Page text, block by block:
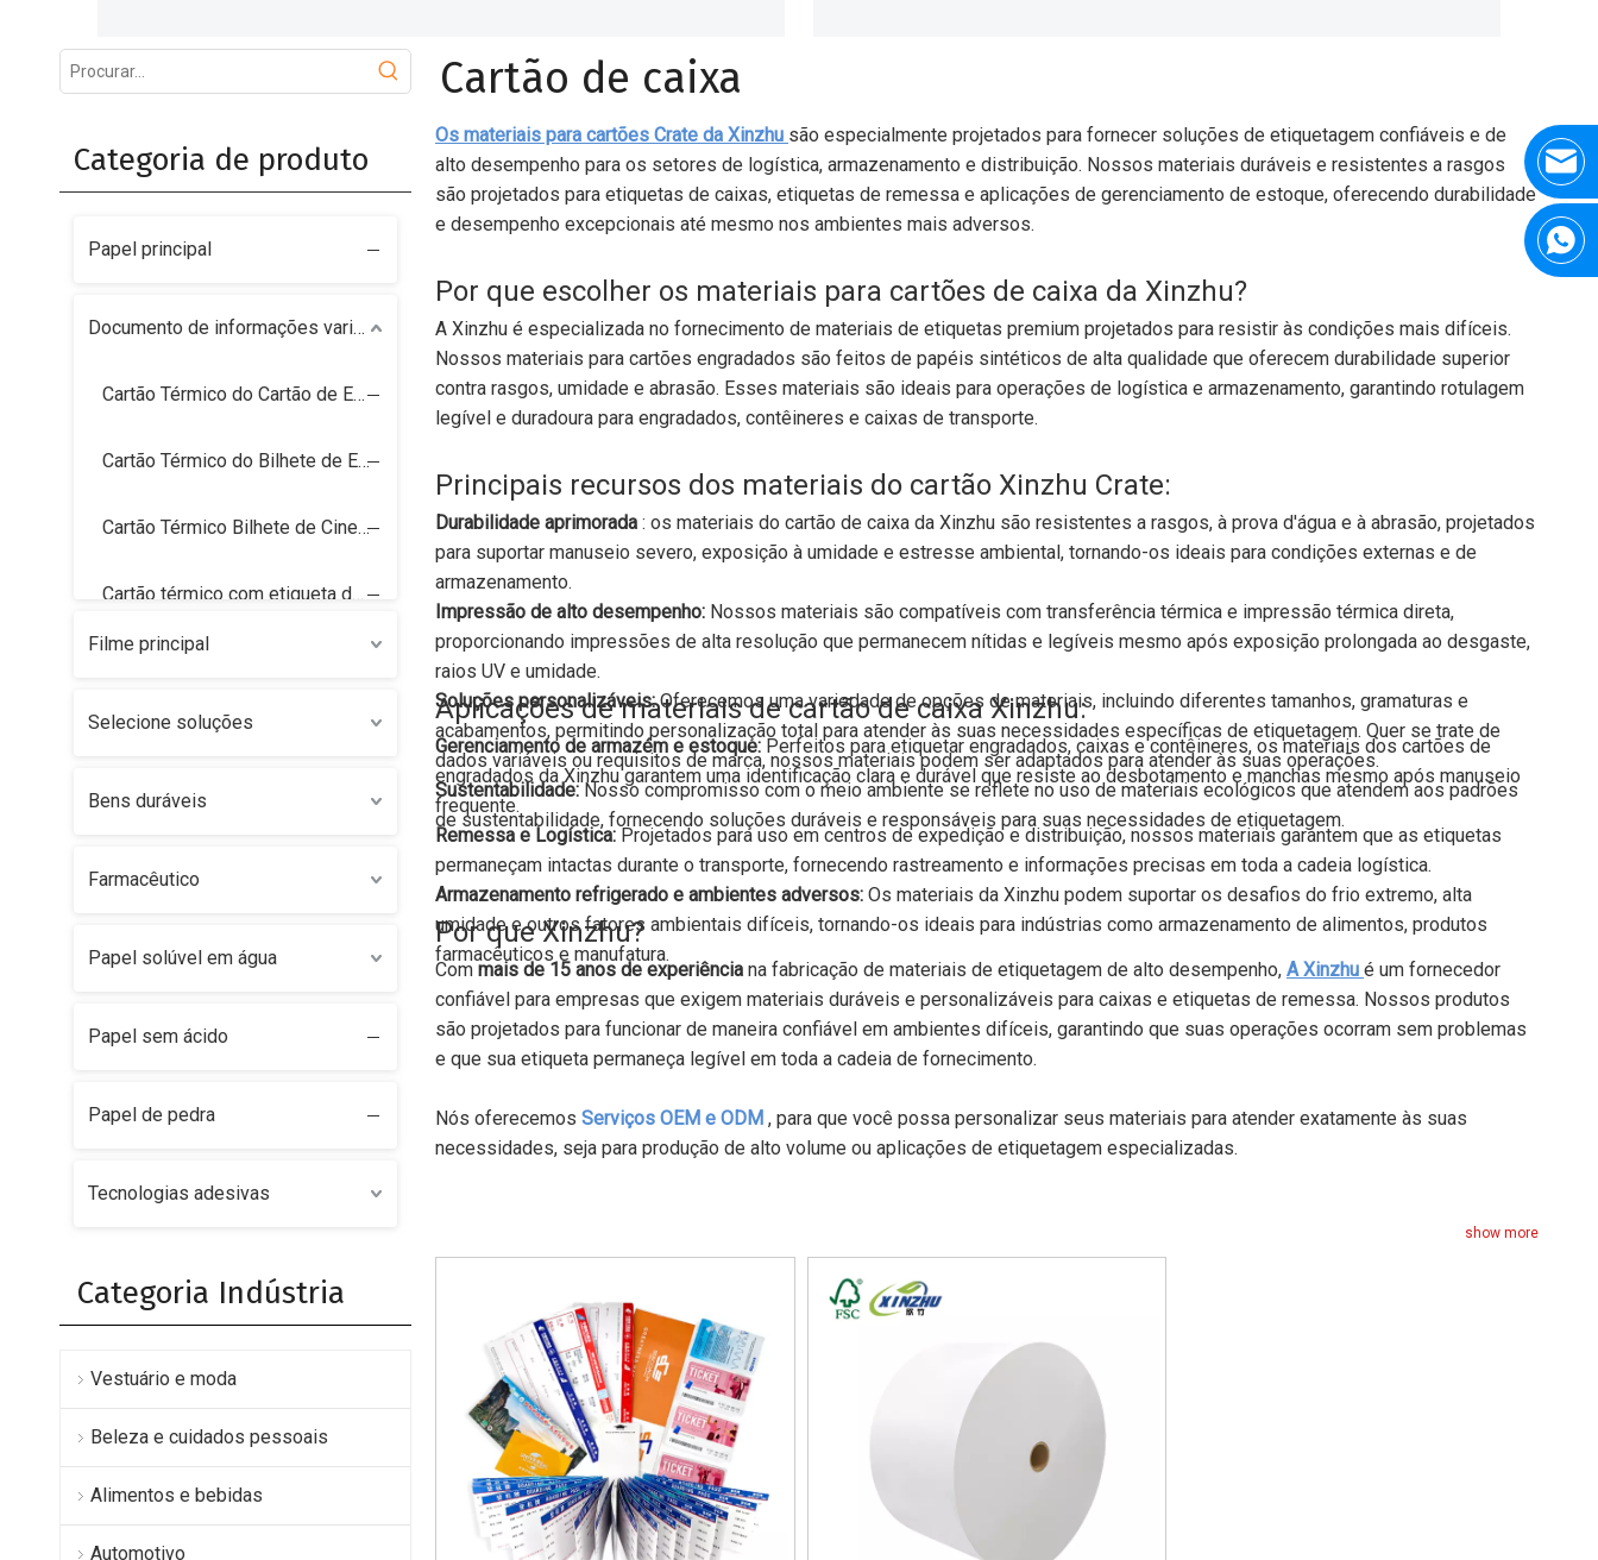
Categoria de produto
Papel principal
Documento de informações variáveis
Cartão Térmico do Cartão de Embarque
Cartão Térmico do Bilhete de Estacionamento
Cartão Térmico Bilhete de Cinema
Cartão térmico com etiqueta de preço
Cartão de caixa
Etiqueta de assinatura
Etiqueta de Logística Térmica
Filme principal
Selecione soluções
Bens duráveis
Farmacêutico
Papel solúvel em água
Papel sem ácido
Papel de pedra
Tecnologias adesivas
Categoria Indústria
Vestuário e moda
Beleza e cuidados pessoais
Alimentos e bebidas
Automotivo
Cartão de caixa
Os materiais para cartões Crate da Xinzhu são especialmente projetados para fornecer soluções de etiquetagem confiáveis ​​e de
alto desempenho para os setores de logística, armazenamento e distribuição. Nossos materiais duráveis ​​e resistentes a rasgos
são projetados para etiquetas de caixas, etiquetas de remessa e aplicações de gerenciamento de estoque, oferecendo durabilidade
e desempenho excepcionais até mesmo nos ambientes mais adversos.
Por que escolher os materiais para cartões de caixa da Xinzhu?
A Xinzhu é especializada no fornecimento de materiais de etiquetas premium projetados para resistir às condições mais difíceis.
Nossos materiais para cartões engradados são feitos de papéis sintéticos de alta qualidade que oferecem durabilidade superior
contra rasgos, umidade e abrasão. Esses materiais são ideais para operações de logística e armazenamento, garantindo rotulagem
legível e duradoura para engradados, contêineres e caixas de transporte.
Principais recursos dos materiais do cartão Xinzhu Crate:
Durabilidade aprimorada : os materiais do cartão de caixa da Xinzhu são resistentes a rasgos, à prova d'água e à abrasão, projetados
para suportar manuseio severo, exposição à umidade e estresse ambiental, tornando-os ideais para condições externas e de
armazenamento.
Impressão de alto desempenho: Nossos materiais são compatíveis com transferência térmica e impressão térmica direta,
proporcionando impressões de alta resolução que permanecem nítidas e legíveis mesmo após exposição prolongada ao desgaste,
raios UV e umidade.
Soluções personalizáveis:Oferecemos uma variedade de opções de materiais, incluindo diferentes tamanhos, gramaturas e
acabamentos, permitindo personalização total para atender às suas necessidades específicas de etiquetagem. Quer se trate de
dados variáveis ​​ou requisitos de marca, nossos materiais podem ser adaptados para atender às suas operações.
Sustentabilidade:Nosso compromisso com o meio ambiente se reflete no uso de materiais ecológicos que atendem aos padrões
de sustentabilidade, fornecendo soluções duráveis ​​e responsáveis ​​para suas necessidades de etiquetagem.
Aplicações de materiais de cartão de caixa Xinzhu:
Gerenciamento de armazém e estoque: Perfeitos para etiquetar engradados, caixas e contêineres, os materiais dos cartões de
engradados da Xinzhu garantem uma identificação clara e durável que resiste ao desbotamento e manchas mesmo após manuseio
frequente.
Remessa e Logística: Projetados para uso em centros de expedição e distribuição, nossos materiais garantem que as etiquetas
permaneçam intactas durante o transporte, fornecendo rastreamento e informações precisas em toda a cadeia logística.
Armazenamento refrigerado e ambientes adversos: Os materiais da Xinzhu podem suportar os desafios do frio extremo, alta
umidade e outros fatores ambientais difíceis, tornando-os ideais para indústrias como armazenamento de alimentos, produtos
farmacêuticos e manufatura.
Por que Xinzhu?
Com mais de 15 anos de experiência na fabricação de materiais de etiquetagem de alto desempenho, A Xinzhu é um fornecedor
confiável para empresas que exigem materiais duráveis ​​e personalizáveis ​​para caixas e etiquetas de remessa. Nossos produtos
são projetados para funcionar de maneira confiável em ambientes difíceis, garantindo que suas operações ocorram sem problemas
e que sua etiqueta permaneça legível em toda a cadeia de fornecimento.
Nós oferecemos Serviços OEM e ODM , para que você possa personalizar seus materiais para atender exatamente às suas
necessidades, seja para produção de alto volume ou aplicações de etiquetagem especializadas.
show more